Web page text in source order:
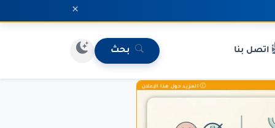
×
اتصل بنا بحث
المزيد حول هذا الإعلان